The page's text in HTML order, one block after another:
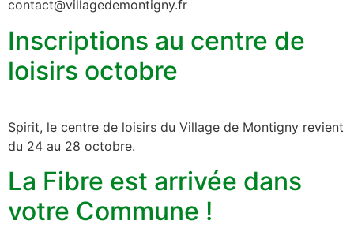
contact@villagedemontigny.fr
Inscriptions au centre de
loisirs octobre
Spirit, le centre de loisirs du Village de Montigny revient
du 24 au 28 octobre.
La Fibre est arrivée dans
votre Commune !